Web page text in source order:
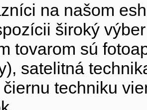
na našom
široký
tovarom sú
satelitná
techniku